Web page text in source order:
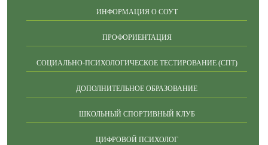
ИНФОРМАЦИЯ О СОУТ
ПРОФОРИЕНТАЦИЯ
СОЦИАЛЬНО-ПСИХОЛОГИЧЕСКОЕ ТЕСТИРОВАНИЕ (СПТ)
ДОПОЛНИТЕЛЬНОЕ ОБРАЗОВАНИЕ
ШКОЛЬНЫЙ СПОРТИВНЫЙ КЛУБ
ЦИФРОВОЙ ПСИХОЛОГ